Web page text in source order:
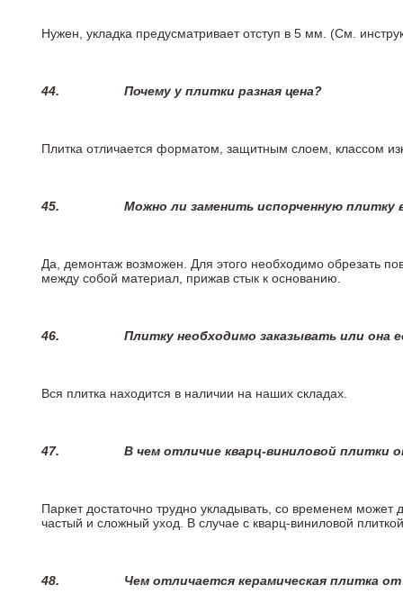
Нужен, укладка предусматривает отступ в 5 мм. (См.
44. Почему у плитки разная цена?
Плитка отличается форматом, защитным слоем, классом
45. Можно ли заменить испорченную плитку
Да, демонтаж возможен. Для этого необходимо обрезать
между собой материал, прижав стык к основанию.
46. Плитку необходимо заказывать или она
Вся плитка находится в наличии на наших складах.
47. В чем отличие кварц-виниловой плитки
Паркет достаточно трудно укладывать, со временем
частый и сложный уход. В случае с кварц-виниловой
48. Чем отличается керамическая плитка